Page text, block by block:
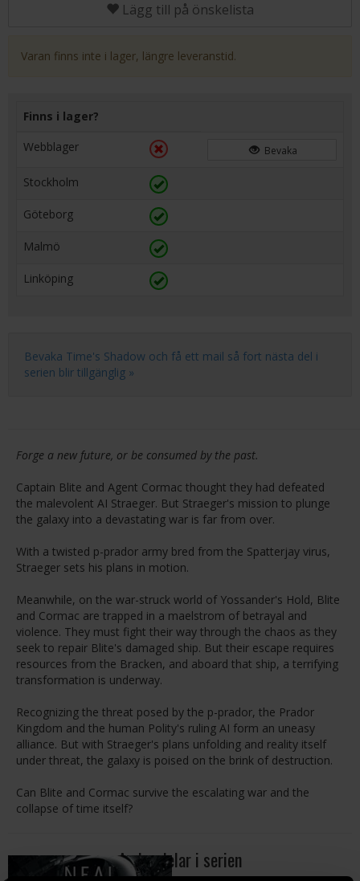
Lägg till på önskelista
Varan finns inte i lager, längre leveranstid.
Finns i lager?
Webblager
Bevaka
Stockholm
Göteborg
Malmö
Linköping
Bevaka Time's Shadow och få ett mail så fort nästa del i
serien blir tillgänglig »
Forge a new future, or be consumed by the past.
Captain Blite and Agent Cormac thought they had defeated
the malevolent AI Straeger. But Straeger's mission to plunge
the galaxy into a devastating war is far from over.
With a twisted p-prador army bred from the Spatterjay virus,
Straeger sets his plans in motion.
Meanwhile, on the war-struck world of Yossander's Hold, Blite
and Cormac are trapped in a maelstrom of betrayal and
violence. They must fight their way through the chaos as they
seek to repair Blite's damaged ship. But their escape requires
resources from the Bracken, and aboard that ship, a terrifying
transformation is underway.
Recognizing the threat posed by the p-prador, the Prador
Kingdom and the human Polity's ruling AI form an uneasy
alliance. But with Straeger's plans unfolding and reality itself
under threat, the galaxy is poised on the brink of destruction.
Can Blite and Cormac survive the escalating war and the
collapse of time itself?
Andra delar i serien